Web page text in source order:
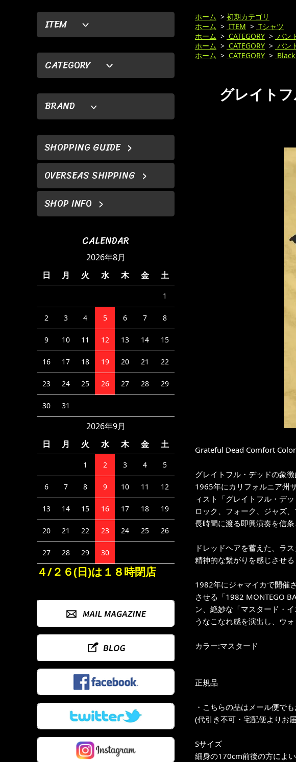
ITEM
CATEGORY
BRAND
SHOPPING GUIDE
OVERSEAS SHIPPING
SHOP INFO
CALENDAR
2026年8月
日
月 火 水 木 金 土
1
2 3 4 5 6 7 8
9 10 11 12 13 14 15
16 17 18 19 20 21 22
23 24 25 26 27 28 29
30 31
2026年9月
日
月 火 水 木 金 土
1 2 3 4 5
6 7 8 9 10 11 12
13 14 15 16 17 18 19
20 21 22 23 24 25 26
27 28 29 30
４/２６(日)は１８時閉店
ホーム > 初期カテゴリ
ホーム > ITEM > Tシャツ
ホーム > CATEGORY > バン
ホーム > CATEGORY > バン
ホーム > CATEGORY >
グレイト
Grateful Dead Comfort
グレイトフル・デッドの象
1965年にカリフォルニア州
ィスト「グレイトフル・デ
ロック、フォーク、ジャズ
長時間に渡る即興演奏を信
ドレッドヘアを蓄えた、ラ
精神的な繋がりを感じさせ
1982年にジャマイカで開催
させる「1982 MONTEGO
ン、絶妙な「マスタード・
うなこなれ感を演出し、ウ
カラー:マスタード
正規品
・こちらの品はメール便でも
(代引き不可・宅配便よりお
Sサイズ
細身の170cm前後の方によ